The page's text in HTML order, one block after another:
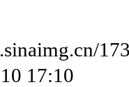
17:10